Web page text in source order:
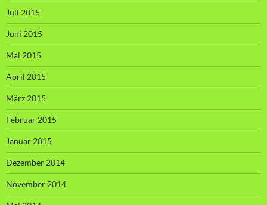
Juli 2015
Juni 2015
Mai 2015
April 2015
März 2015
Februar 2015
Januar 2015
Dezember 2014
November 2014